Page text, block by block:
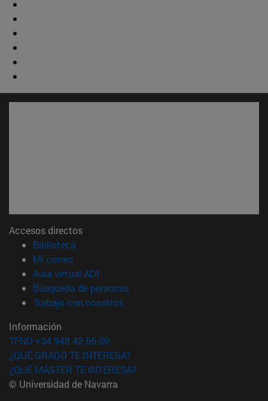
Accesos directos
Biblioteca
Mi correo(abre en nueva ventana)
Aula virtual ADI
Búsqueda de personas(abre en nueva ventana)
Trabaja con nosotros(abre en nueva ventana)
Información
TFNO +34 948 42 56 00
¿QUÉ GRADO TE INTERESA?
¿QUÉ MÁSTER TE INTERESA?
© Universidad de Navarra